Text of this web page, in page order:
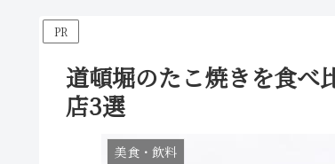
PR
道頓堀のたこ焼きを食べ
店3選
美食・飲料